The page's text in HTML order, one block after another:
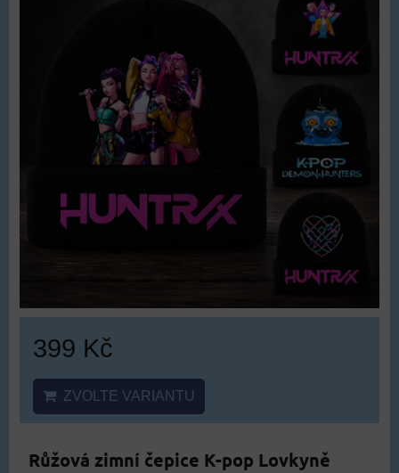
399 Kč
ZVOLTE VARIANTU
Růžová zimní čepice K-pop Lovkyně